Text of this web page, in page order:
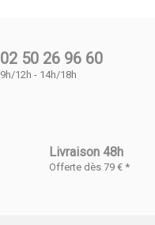
02 50 26 96 60
9h/12h - 14h/18h
Livraison 48h
Offerte dès 79 € *